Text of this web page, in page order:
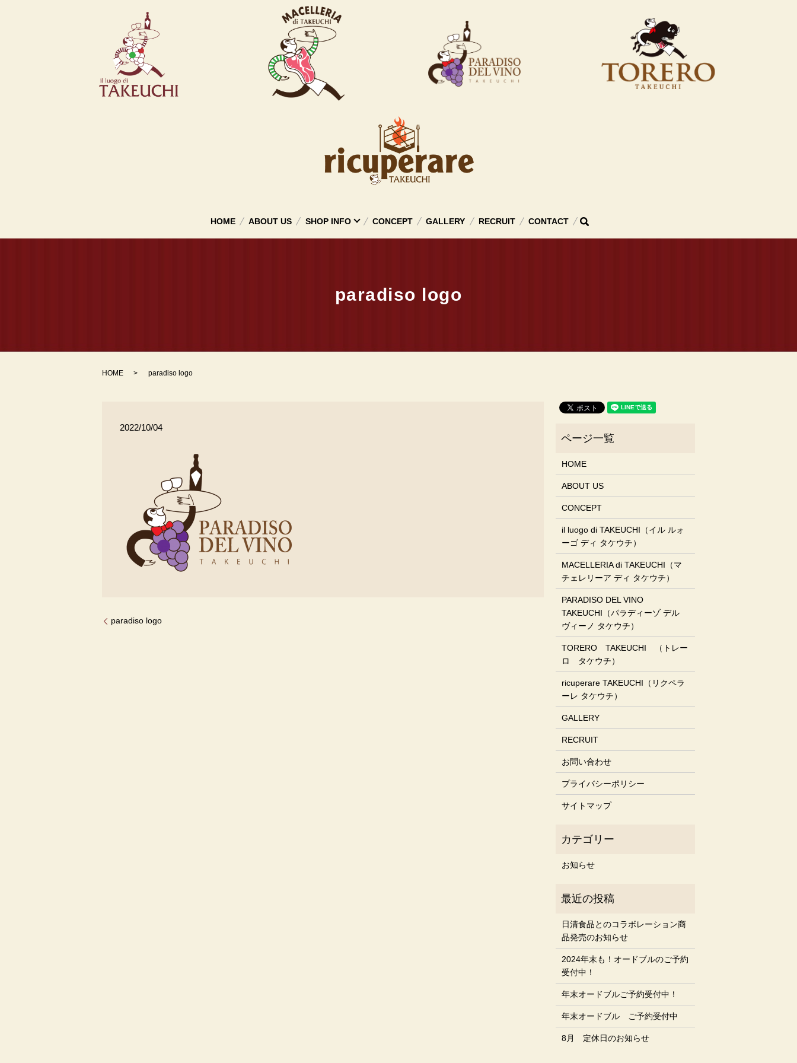
HOME ABOUT US SHOP INFO CONCEPT GALLERY RECRUIT CONTACT
paradiso logo
HOME paradiso logo
2022/10/04
paradiso logo
HOME
ABOUT US
CONCEPT
il luogo di TAKEUCHI（イル ルォ
ーゴ ディ タケウチ）
MACELLERIA di TAKEUCHI（マ
チェレリーア ディ タケウチ）
PARADISO DEL VINO
TAKEUCHI（パラディーゾ デル
ヴィーノ タケウチ）
TORERO TAKEUCHI （トレー
ロ タケウチ）
ricuperare TAKEUCHI（リクペラ
ーレ タケウチ）
GALLERY
RECRUIT
お問い合わせ
プライバシーポリシー
サイトマップ
お知らせ
日清食品とのコラボレーション商
品発売のお知らせ
2024年末も！オードブルのご予約
受付中！
年末オードブルご予約受付中！
年末オードブル ご予約受付中
8月 定休日のお知らせ